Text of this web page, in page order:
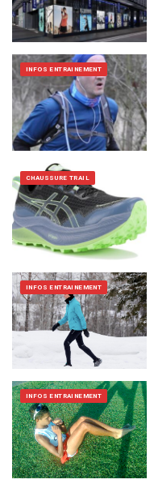
INFOS ENTRAINEMENT
CHAUSSURE TRAIL
INFOS ENTRAINEMENT
INFOS ENTRAINEMENT